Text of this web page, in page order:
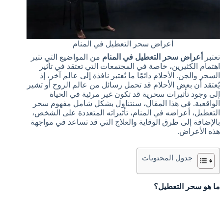
أعراض سحر التعطيل في المنام
تعتبر
أعراض سحر التعطيل في المنام من المواضيع التي تثير
اهتمام الكثيرين، خاصة في المجتمعات التي تعتقد في تأثير
السحر والجن. الأحلام دائمًا ما تُعتبر نافذة إلى عالم آخر، إذ
يُعتقد أن بعض الأحلام قد تحمل رسائل من عالم الروح أو تشير
إلى وجود تأثيرات سحرية قد تكون غير مرئية في الحياة
الواقعية. في هذا المقال، سنتناول بشكل شامل مفهوم سحر
التعطيل، أعراضه في المنام، تأثيراته المتعددة على الشخص،
بالإضافة إلى طرق الوقاية والعلاج التي قد تساعد في مواجهة
هذه الأعراض.
جدول المحتويات
ما هو سحر التعطيل؟